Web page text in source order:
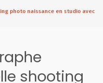
photo naissance en studio avec
shooting